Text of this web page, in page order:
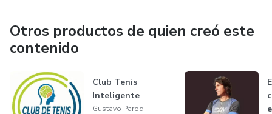
🔥 Por qué no podés perderte esta masterclass
En tenis y en la vida, los partidos se ganan con decisiones
inteligentes. Esta no es una clase teórica: es
entrenamiento táctico y mental aplicado, listo para usar en
asesoramiento y diseñando estrategias para alcanzar
objetivos deportivos y empresariales. He tenido el
privilegio de dirigir reconocidas instituciones deportivas en
Buenos Aires, contribuyendo a su crecimiento y éxito.
Además, como Speaker Nacional e Internacional, he
Otros productos de quien creó este
contenido
Club Tenis
Inteligente
Gustavo Parodi